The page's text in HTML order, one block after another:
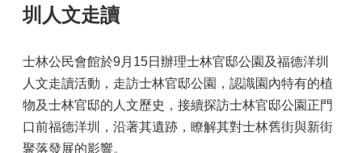
圳人文走讀
士林公民會館於9月15日辦理士林官邸公園及福德洋圳
人文走讀活動，走訪士林官邸公園，認識園內特有的植
物及士林官邸的人文歷史，接續探訪士林官邸公園正門
口前福德洋圳，沿著其遺跡，瞭解其對士林舊街與新街
聚落發展的影響。